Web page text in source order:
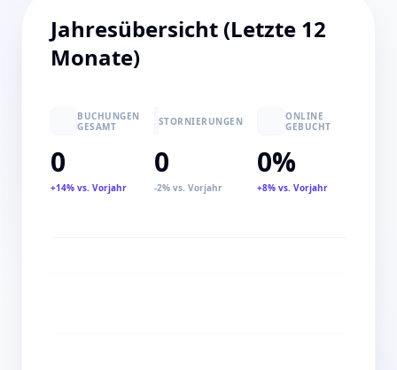
Jahresübersicht (Letzte 12
Monate)
BUCHUNGEN
GESAMT
0
+14% vs. Vorjahr
STORNIERUNGEN
0
-2% vs. Vorjahr
ONLINE
GEBUCHT
0%
+8% vs. Vorjahr